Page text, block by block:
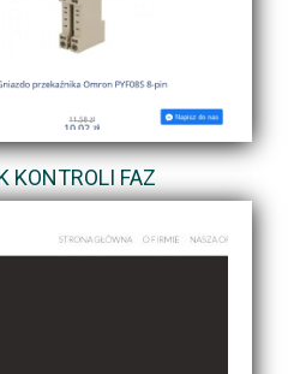
KONTROLI FAZ